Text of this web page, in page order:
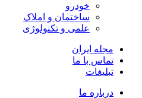
خودرو
ساختمان و املاک
علمی و تکنولوژی
مجله ایران
تماس با ما
تبلیغات
درباره ما